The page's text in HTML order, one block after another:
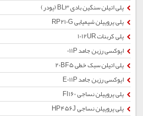
پلی اتیلن سنگین بادی BL3 (پودر)
پلی پروپیلن شیمیایی RP210G
پلی کربنات 1012UR
اپوکسی رزین جامد 011P
پلی اتیلن سبک خطی 20BF5
اپوکسی رزین جامد E011P
پلی پروپیلن نساجی FI160
پلی پروپیلن نساجی HP456J